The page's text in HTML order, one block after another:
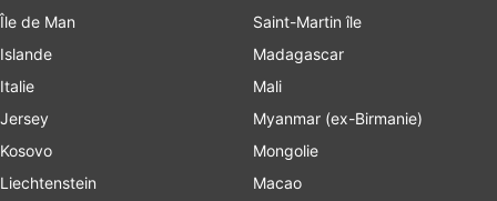
Île de Man
Islande
Italie
Jersey
Kosovo
Liechtenstein
Saint-Martin île
Madagascar
Mali
Myanmar (ex-Birmanie)
Mongolie
Macao